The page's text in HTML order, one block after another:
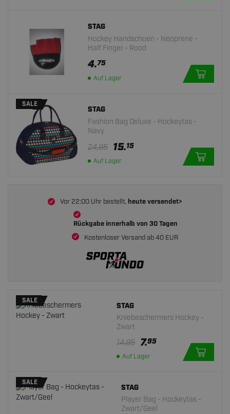
STAG
Hockey Handschoen - Neoprene -
Half Finger - Rood
4.75
Auf Lager
SALE
STAG
Fashion Bag Deluxe - Hockeytas -
Navy
24,95 15.15
Auf Lager
Vor 22:00 Uhr bestellt, heute versendet>
Rückgabe innerhalb von 30 Tagen
Kostenloser Versand ab 40 EUR
SALE
STAG
Kniebeschermers Hockey -
Zwart
14,95 7.95
Auf Lager
SALE
STAG
Player Bag - Hockeytas -
Zwart/Geel